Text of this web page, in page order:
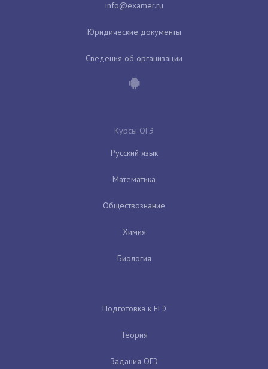
Юридические документы
Сведения об организации
Курсы ОГЭ
Русский язык
Математика
Обществознание
Химия
Биология
Подготовка к ЕГЭ
Теория
Задания ОГЭ